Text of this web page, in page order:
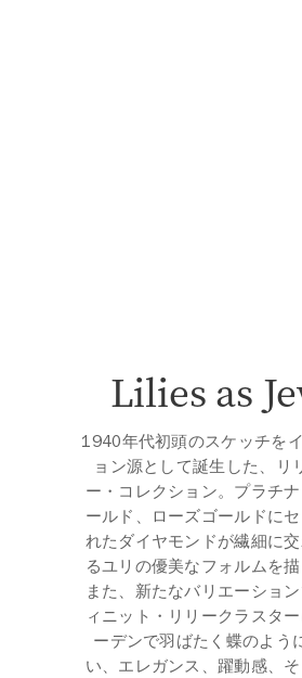
Lilies as
1940年代初頭のスケッチを
ョン源として誕生した、リ
ー・コレクション。プラチ
ールド、ローズゴールドに
れたダイヤモンドが繊細に
るユリの優美なフォルムを描
また、新たなバリエーショ
ィニット・リリークラスタ
ーデンで羽ばたく蝶のよう
い、エレガンス、躍動感、